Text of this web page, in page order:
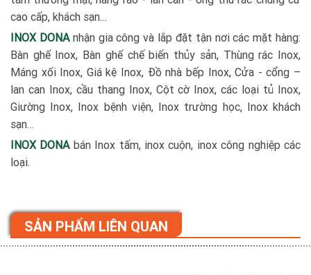
cao cấp, khách sạn…
INOX DONAnhận gia công và lắp đặt tận nơi các mặt hàng:
Bàn ghế Inox, Bàn ghế chế biến thủy sản, Thùng rác Inox,
Máng xối Inox, Giá kệ Inox, Đồ nhà bếp Inox, Cửa - cổng –
lan can Inox, cầu thang Inox, Cột cờ Inox, các loại tủ Inox,
Giường Inox, Inox bệnh viện, Inox trường học, Inox khách
sạn…
INOX DONAbán Inox tấm, inox cuộn, inox công nghiệp các
loại.
SẢN PHẨM LIÊN QUAN